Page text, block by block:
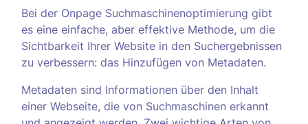
Bei der Onpage Suchmaschinenoptimierung gibt
es eine einfache, aber effektive Methode, um die
Sichtbarkeit Ihrer Website in den Suchergebnissen
zu verbessern: das Hinzufügen von Metadaten.
Metadaten sind Informationen über den Inhalt
einer Webseite, die von Suchmaschinen erkannt